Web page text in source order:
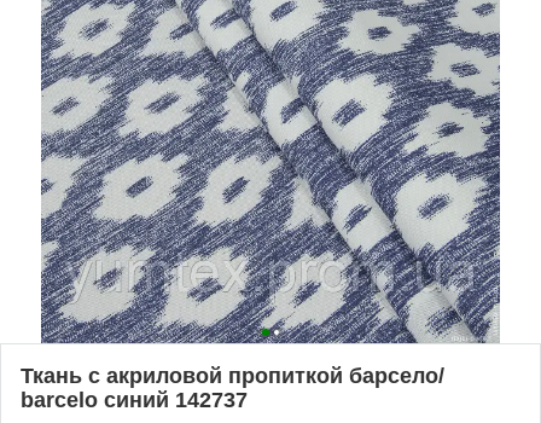
Ткань с акриловой пропиткой барсело/
barcelo синий 142737